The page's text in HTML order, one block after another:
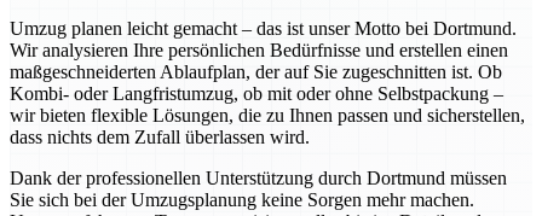
Umzug planen leicht gemacht – das ist unser Motto bei Dortmund.
Wir analysieren Ihre persönlichen Bedürfnisse und erstellen einen
maßgeschneiderten Ablaufplan, der auf Sie zugeschnitten ist. Ob
Kombi- oder Langfristumzug, ob mit oder ohne Selbstpackung –
wir bieten flexible Lösungen, die zu Ihnen passen und sicherstellen,
dass nichts dem Zufall überlassen wird.
Dank der professionellen Unterstützung durch Dortmund müssen
Sie sich bei der Umzugsplanung keine Sorgen mehr machen.